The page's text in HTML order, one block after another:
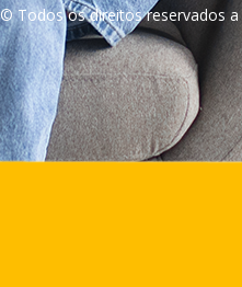
© Todos os direitos reservados